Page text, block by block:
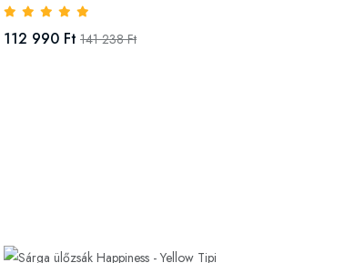
112 990 Ft 141 238 Ft